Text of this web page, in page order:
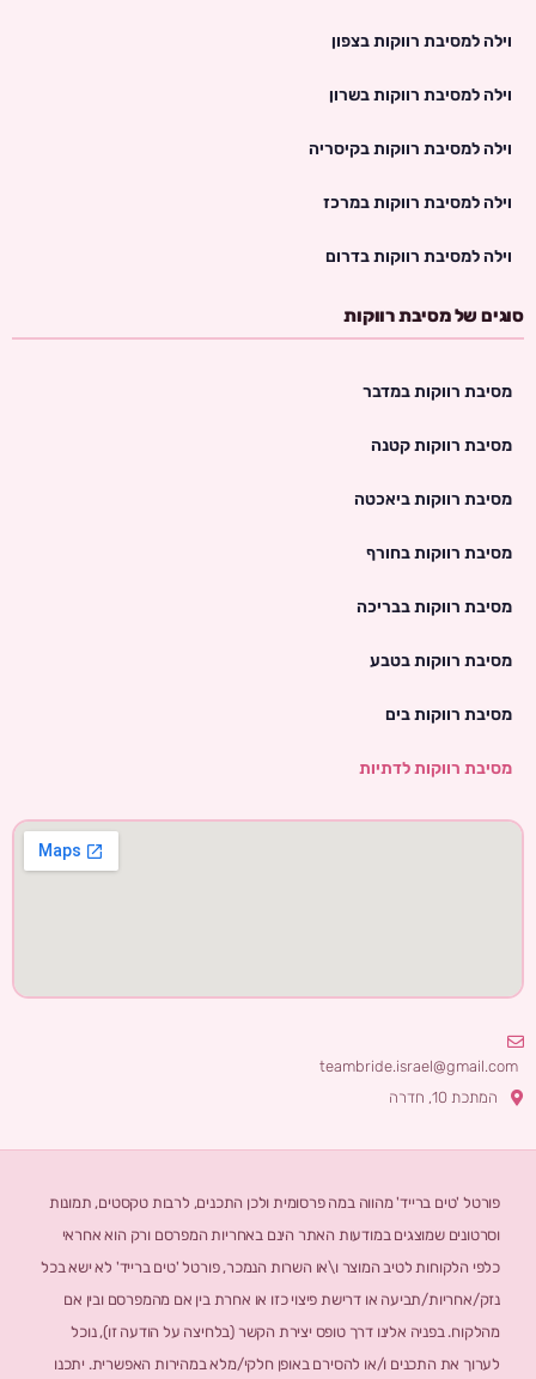
וילה למסיבת רווקות בצפון
וילה למסיבת רווקות בשרון
וילה למסיבת רווקות בקיסריה
וילה למסיבת רווקות במרכז
וילה למסיבת רווקות בדרום
סוגים של מסיבת רווקות
מסיבת רווקות במדבר
מסיבת רווקות קטנה
מסיבת רווקות ביאכטה
מסיבת רווקות בחורף
מסיבת רווקות בבריכה
מסיבת רווקות בטבע
מסיבת רווקות בים
מסיבת רווקות לדתיות
teambride.israel@gmail.com
המתכת 10, חדרה
פורטל 'טים ברייד' מהווה במה פרסומית ולכן התכנים, לרבות טקסטים, תמונות
וסרטונים שמוצגים במודעות האתר הינם באחריות המפרסם ורק הוא אחראי
כלפי הלקוחות לטיב המוצר ו\או השרות הנמכר, פורטל 'טים ברייד' לא ישא בכל
נזק/אחריות/תביעה או דרישת פיצוי כזו או אחרת בין אם מהמפרסם ובין אם
מהלקוח. בפניה אלינו דרך טופס יצירת הקשר (בלחיצה על הודעה זו), נוכל
לערוך את התכנים ו/או להסירם באופן חלקי/מלא במהירות האפשרית. יתכנו